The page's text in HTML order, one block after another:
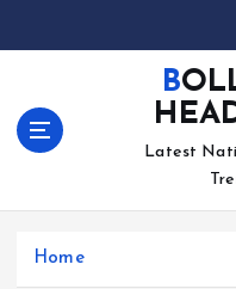
BOLLYWOOD
Latest
Home